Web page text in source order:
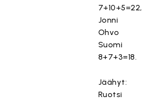
7+10+5=22,
Jonni
Ohvo
Suomi
8+7+3=18.
Jäähyt:
Ruotsi